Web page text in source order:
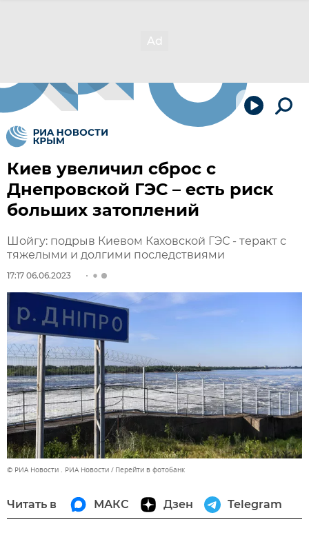
Киев увеличил сброс с
Днепровской ГЭС – есть риск
больших затоплений
Шойгу: подрыв Киевом Каховской ГЭС - теракт с
тяжелыми и долгими последствиями
17:17 06.06.2023
© РИА Новости . РИА Новости Перейти в фотобанк
Читать в МАКС Дзен Telegram